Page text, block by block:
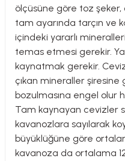
ölçüsüne göre toz
tam ayarında tarçın ve
içindeki yararlı
temas etmesi gerekir.
kaynatmak gerekir.
çıkan mineraller
bozulmasına engel olur
Tam kaynayan cevizler
kavanozlara sayılarak
büyüklüğüne göre
kavanoza da ortalama